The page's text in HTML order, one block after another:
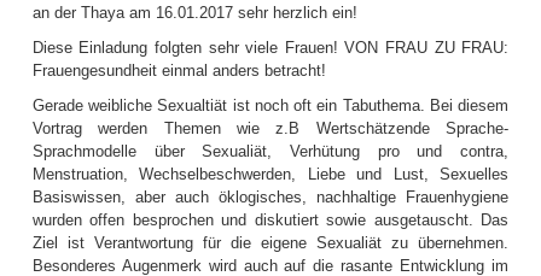
an der Thaya am 16.01.2017 sehr herzlich ein!
Diese Einladung folgten sehr viele Frauen! VON FRAU ZU FRAU:
Frauengesundheit einmal anders betracht!
Gerade weibliche Sexualtiät ist noch oft ein Tabuthema. Bei diesem
Vortrag werden Themen wie z.B Wertschätzende Sprache-
Sprachmodelle über Sexualiät, Verhütung pro und contra,
Menstruation, Wechselbeschwerden, Liebe und Lust, Sexuelles
Basiswissen, aber auch öklogisches, nachhaltige Frauenhygiene
wurden offen besprochen und diskutiert sowie ausgetauscht. Das
Ziel ist Verantwortung für die eigene Sexualiät zu übernehmen.
Besonderes Augenmerk wird auch auf die rasante Entwicklung im